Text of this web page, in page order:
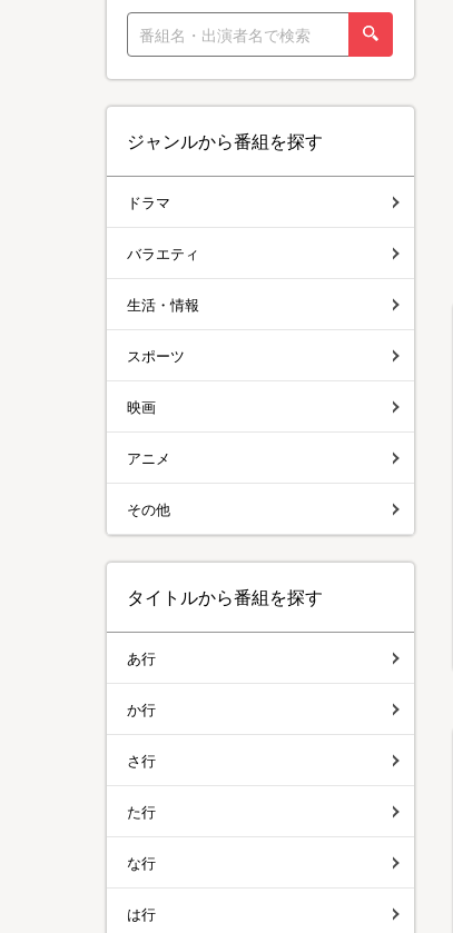
ジャンルから番組を探す
ドラマ
バラエティ
生活・情報
スポーツ
映画
アニメ
その他
タイトルから番組を探す
あ行
か行
さ行
た行
な行
は行